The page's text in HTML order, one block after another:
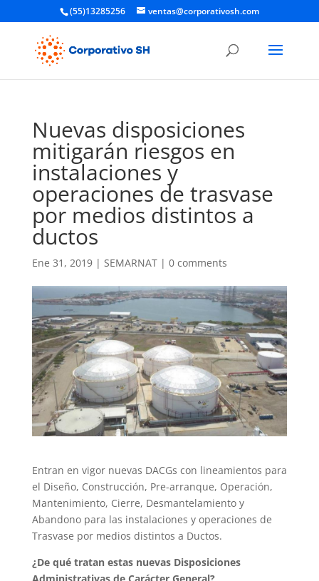
(55)13285256 ventas@corporativosh.com
Nuevas disposiciones
mitigarán riesgos en
instalaciones y
operaciones de trasvase
por medios distintos a
ductos
Ene 31, 2019| SEMARNAT| 0 comments
Entran en vigor nuevas DACGs con lineamientos para
el Diseño, Construcción, Pre-arranque, Operación,
Mantenimiento, Cierre, Desmantelamiento y
Abandono para las instalaciones y operaciones de
Trasvase por medios distintos a Ductos.
¿De qué tratan estas nuevas Disposiciones